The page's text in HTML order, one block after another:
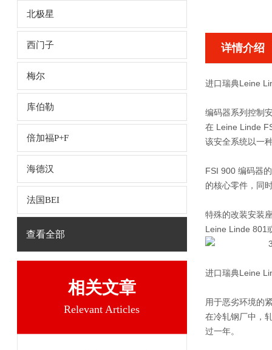
北极星
西门子
梅尔
库伯勒
倍加福P+F
海德汉
法国BEI
查看全部
相关文章
Relevant Articles
详情介绍
进口瑞典Leine
编码器系列控制
在 Leine Linde
该安全系统以一
FSI 900 编码器
的核心零件，同
特殊的改装安装
Leine Linde 801
进口瑞典Leine
用于恶劣环境的
在冷轧钢厂中，
过一年。